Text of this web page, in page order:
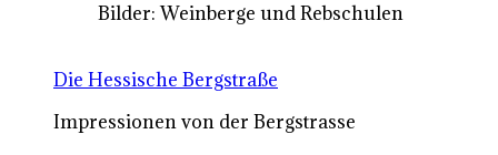
Bilder: Weinberge und Rebschulen
Die Hessische Bergstraße
Impressionen von der Bergstrasse